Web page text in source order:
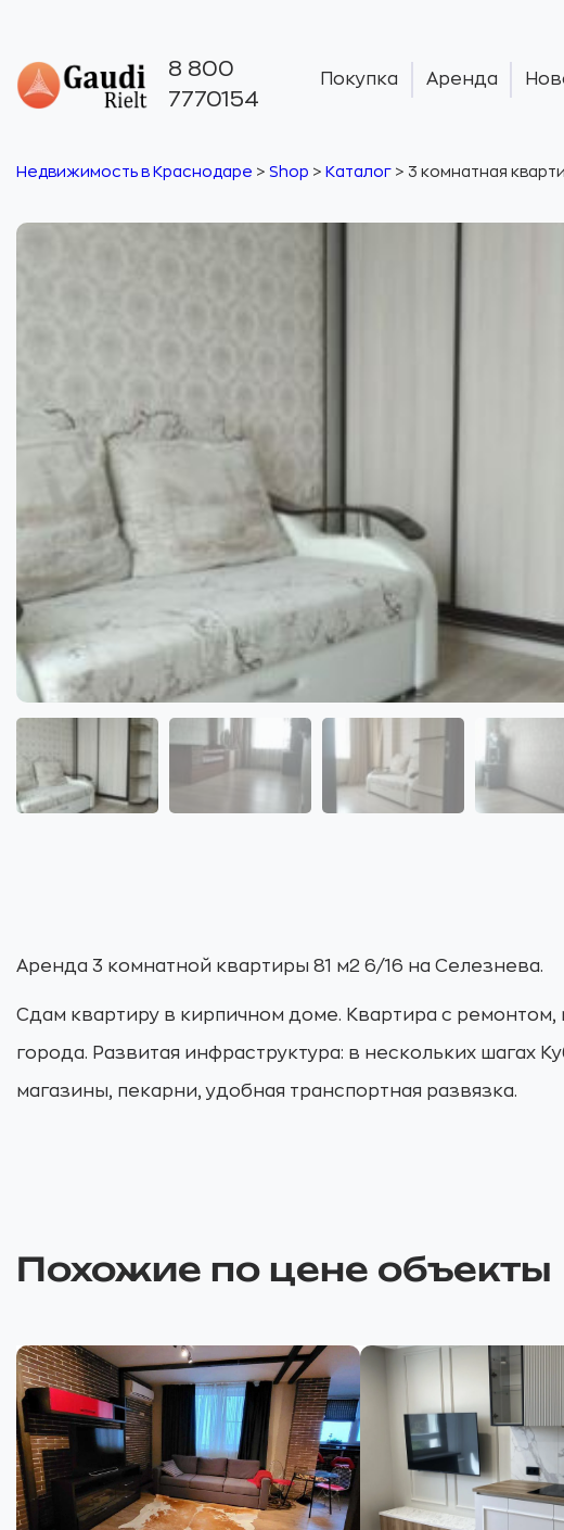
8 800
7770154
Покупка Аренда
Недвижимость в Краснодаре > Shop > Каталог > 3 комнатная
Аренда 3 комнатной квартиры 81 м2 6/16 на Селезнева.
Сдам квартиру в кирпичном доме. Квартира с
города. Развитая инфраструктура: в нескольких шагах
магазины, пекарни, удобная транспортная развязка.
Похожие по цене объекты